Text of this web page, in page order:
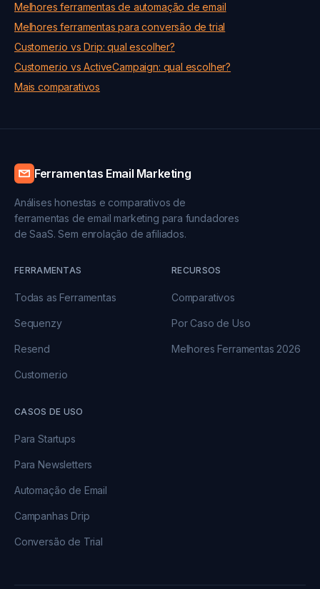
Melhores ferramentas de automação de email
Melhores ferramentas para conversão de trial
Customer.io vs Drip: qual escolher?
Customer.io vs ActiveCampaign: qual escolher?
Mais comparativos
Ferramentas Email Marketing
Análises honestas e comparativos de
ferramentas de email marketing para fundadores
de SaaS. Sem enrolação de afiliados.
FERRAMENTAS
Todas as Ferramentas
Sequenzy
Resend
Customer.io
RECURSOS
Comparativos
Por Caso de Uso
Melhores Ferramentas 2026
CASOS DE USO
Para Startups
Para Newsletters
Automação de Email
Campanhas Drip
Conversão de Trial